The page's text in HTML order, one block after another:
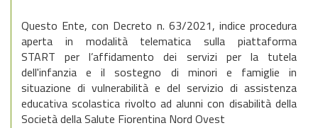
Questo Ente, con Decreto n. 63/2021, indice procedura
aperta in modalità telematica sulla piattaforma
START per l’affidamento dei servizi per la tutela
dell'infanzia e il sostegno di minori e famiglie in
situazione di vulnerabilità e del servizio di assistenza
educativa scolastica rivolto ad alunni con disabilità della
Società della Salute Fiorentina Nord Ovest